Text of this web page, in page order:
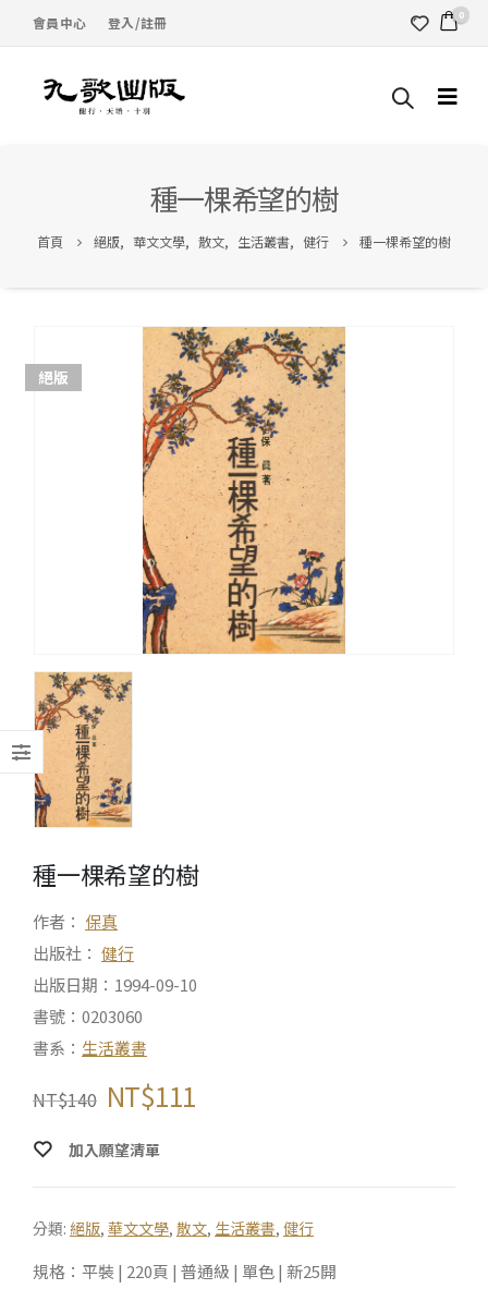
會員中心 登入/註冊 0
種一棵希望的樹
首頁 絕版, 華文文學, 散文, 生活叢書, 健行 種一棵希望的樹
絕版
種一棵希望的樹
作者： 保真
出版社： 健行
出版日期：1994-09-10
書號：0203060
書系： 生活叢書
NT$140 NT$111
加入願望清單
分類: 絕版, 華文文學, 散文, 生活叢書, 健行
規格：平裝 | 220頁 | 普通級 | 單色 | 新25開